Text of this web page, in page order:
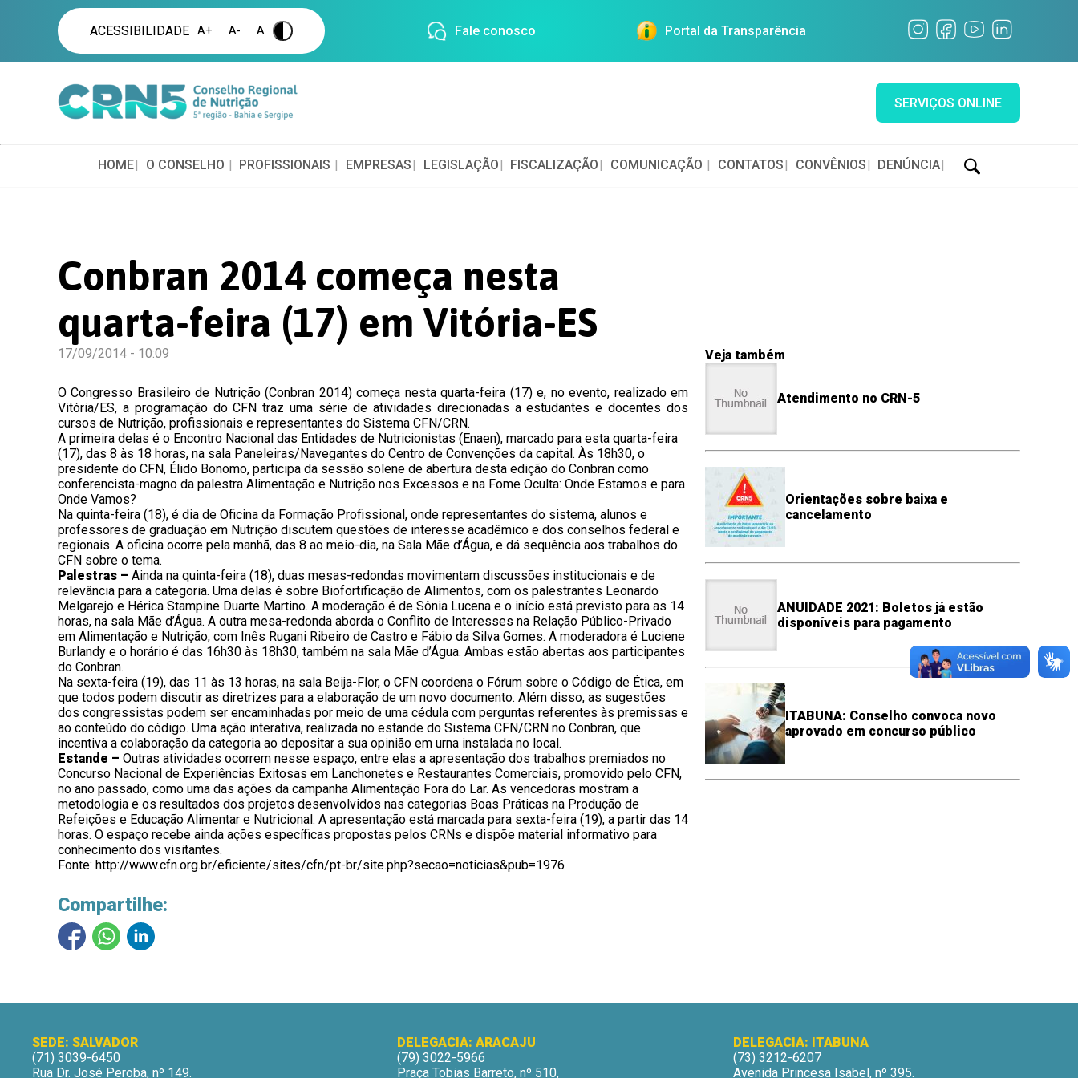
ACESSIBILIDADE A+ A- A . Fale conosco Portal da Transparência
SERVIÇOS ONLINE
HOME O CONSELHO PROFISSIONAIS EMPRESAS LEGISLAÇÃO FISCALIZAÇÃO COMUNICAÇÃO CONTATOS CONVÊNIOS DENÚNCIA
Conbran 2014 começa nesta
quarta-feira (17) em Vitória-ES
17/09/2014 - 10:09
O Congresso Brasileiro de Nutrição (Conbran 2014) começa nesta quarta-feira (17) e, no evento, realizado em
Vitória/ES, a programação do CFN traz uma série de atividades direcionadas a estudantes e docentes dos
cursos de Nutrição, profissionais e representantes do Sistema CFN/CRN.
A primeira delas é o Encontro Nacional das Entidades de Nutricionistas (Enaen), marcado para esta quarta-feira
(17), das 8 às 18 horas, na sala Paneleiras/Navegantes do Centro de Convenções da capital. Às 18h30, o
presidente do CFN, Élido Bonomo, participa da sessão solene de abertura desta edição do Conbran como
conferencista-magno da palestra Alimentação e Nutrição nos Excessos e na Fome Oculta: Onde Estamos e para
Onde Vamos?
Na quinta-feira (18), é dia de Oficina da Formação Profissional, onde representantes do sistema, alunos e
professores de graduação em Nutrição discutem questões de interesse acadêmico e dos conselhos federal e
regionais. A oficina ocorre pela manhã, das 8 ao meio-dia, na Sala Mãe d’Água, e dá sequência aos trabalhos do
CFN sobre o tema.
Palestras – Ainda na quinta-feira (18), duas mesas-redondas movimentam discussões institucionais e de
relevância para a categoria. Uma delas é sobre Biofortificação de Alimentos, com os palestrantes Leonardo
Melgarejo e Hérica Stampine Duarte Martino. A moderação é de Sônia Lucena e o início está previsto para as 14
horas, na sala Mãe d’Água. A outra mesa-redonda aborda o Conflito de Interesses na Relação Público-Privado
em Alimentação e Nutrição, com Inês Rugani Ribeiro de Castro e Fábio da Silva Gomes. A moderadora é Luciene
Burlandy e o horário é das 16h30 às 18h30, também na sala Mãe d’Água. Ambas estão abertas aos participantes
do Conbran.
Na sexta-feira (19), das 11 às 13 horas, na sala Beija-Flor, o CFN coordena o Fórum sobre o Código de Ética, em
que todos podem discutir as diretrizes para a elaboração de um novo documento. Além disso, as sugestões
dos congressistas podem ser encaminhadas por meio de uma cédula com perguntas referentes às premissas e
ao conteúdo do código. Uma ação interativa, realizada no estande do Sistema CFN/CRN no Conbran, que
incentiva a colaboração da categoria ao depositar a sua opinião em urna instalada no local.
Estande – Outras atividades ocorrem nesse espaço, entre elas a apresentação dos trabalhos premiados no
Concurso Nacional de Experiências Exitosas em Lanchonetes e Restaurantes Comerciais, promovido pelo CFN,
no ano passado, como uma das ações da campanha Alimentação Fora do Lar. As vencedoras mostram a
metodologia e os resultados dos projetos desenvolvidos nas categorias Boas Práticas na Produção de
Refeições e Educação Alimentar e Nutricional. A apresentação está marcada para sexta-feira (19), a partir das 14
horas. O espaço recebe ainda ações específicas propostas pelos CRNs e dispõe material informativo para
conhecimento dos visitantes.
Fonte: http://www.cfn.org.br/eficiente/sites/cfn/pt-br/site.php?secao=noticias&pub=1976
Compartilhe:
Veja também
Atendimento no CRN-5
Orientações sobre baixa e
cancelamento
ANUIDADE 2021: Boletos já estão
disponíveis para pagamento
ITABUNA: Conselho convoca novo
aprovado em concurso público
SEDE: SALVADOR
(71) 3039-6450
Rua Dr. José Peroba, nº 149.
DELEGACIA: ARACAJU
(79) 3022-5966
Praça Tobias Barreto, nº 510,
DELEGACIA: ITABUNA
(73) 3212-6207
Avenida Princesa Isabel, nº 395.